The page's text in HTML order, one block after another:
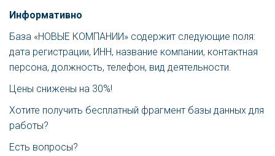
Информативно
База «НОВЫЕ КОМПАНИИ» содержит следующие поля:
дата регистрации, ИНН, название компании, контактная
персона, должность, телефон, вид деятельности.
Цены снижены на 30%!
Хотите получить бесплатный фрагмент базы данных для
работы?
Есть вопросы?